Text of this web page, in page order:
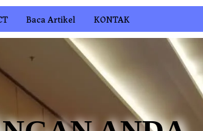
Baca Artikel KONTAK